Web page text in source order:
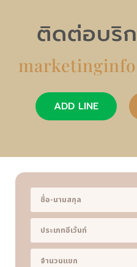
ติดต่อบริ
ADD LINE